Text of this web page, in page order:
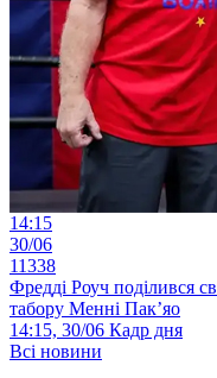
14:15
30/06
11338
Фредді Роуч поділився
табору Менні Пак’яо
14:15, 30/06 Кадр дня
Всі новини